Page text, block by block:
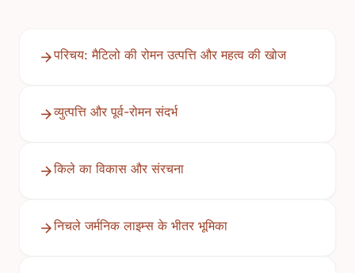
परिचय: मैटिलो की रोमन उत्पत्ति और महत्व की खोज
व्युत्पत्ति और पूर्व-रोमन संदर्भ
किले का विकास और संरचना
निचले जर्मनिक लाइम्स के भीतर भूमिका